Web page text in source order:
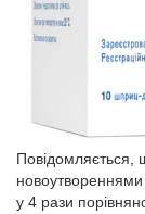
Повідомляється,
у 4 рази